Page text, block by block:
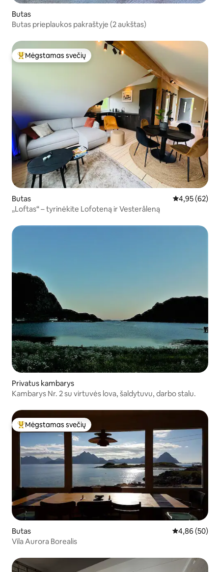
Butas
Butas prieplaukos pakraštyje (2 aukštas)
Svečių mėgstamiausias
Mėgstamas svečių
Butas Vidutinis
4,95 (62)
„Loftas“ – tyrinėkite Lofoteną ir Vesteråleną
Privatus kambarys
Kambarys Nr. 2 su virtuvės lova, šaldytuvu, darbo stalu.
Svečių mėgstamiausias
Mėgstamas svečių
Butas Vidutinis
4,86 (50)
Vila Aurora Borealis